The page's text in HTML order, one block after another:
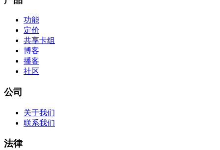
功能
定价
共享卡组
博客
播客
社区
公司
关于我们
联系我们
法律